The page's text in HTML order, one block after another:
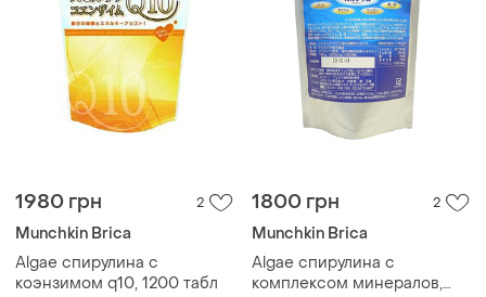
1980 грн 2
Munchkin Brica
Algae спирулина с
коэнзимом q10, 1200 табл
1800 грн 2
Munchkin Brica
Algae спирулина с
комплексом минералов,